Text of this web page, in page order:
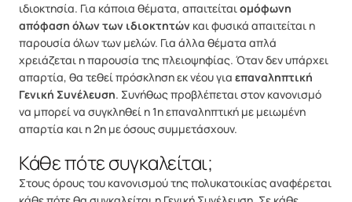
ιδιοκτησία. Για κάποια θέματα, απαιτείταιομόφωνη
απόφαση όλων των ιδιοκτητών και φυσικά απαιτείται η
παρουσία όλων των μελών. Για άλλα θέματα απλά
χρειάζεται η παρουσία της πλειοψηφίας. Όταν δεν υπάρχει
απαρτία, θα τεθεί πρόσκληση εκ νέου για επαναληπτική
Γενική Συνέλευση. Συνήθως προβλέπεται στον κανονισμό
να μπορεί να συγκληθεί η 1η επαναληπτική με μειωμένη
απαρτία και η 2η με όσους συμμετάσχουν.
Κάθε πότε συγκαλείται;
Στους όρους του κανονισμού της πολυκατοικίας αναφέρεται